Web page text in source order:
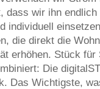
dass wir ihn endlich
individuell
die direkt die
erhöhen. Stück für
Die
Das Wichtigste,